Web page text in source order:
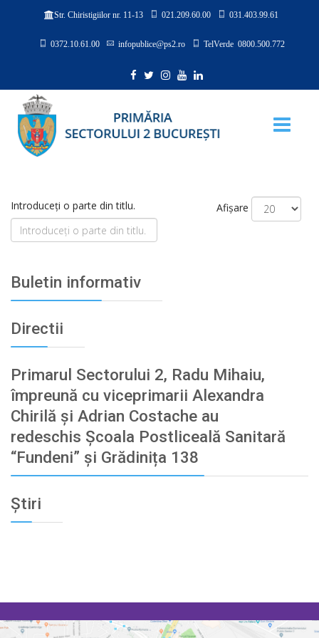
Str. Chiristigiilor nr. 11-13 021.209.60.00 031.403.99.61
0372.10.61.00 infopublice@ps2.ro TelVerde 0800.500.772
Introduceți o parte din titlu. Afișare
Buletin informativ
Directii
Primarul Sectorului 2, Radu Mihaiu,
împreună cu viceprimarii Alexandra
Chirilă și Adrian Costache au
redeschis Școala Postliceală Sanitară
“Fundeni” și Grădinița 138
Știri